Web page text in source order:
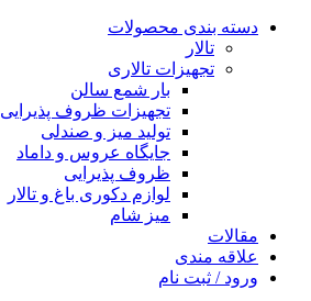
دسته بندی محصولات
تالار
تجهیزات تالاری
بار شمع سالن
تجهیزات ظروف پذیرایی
تولید میز و صندلی
جایگاه عروس و داماد
ظروف پذیرایی
لوازم دکوری باغ و تالار
میز شام
مقالات
علاقه مندی
ورود / ثبت نام